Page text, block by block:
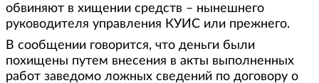
обвиняют в хищении средств – нынешнего
руководителя управления КУИС или прежнего.
В сообщении говорится, что деньги были
похищены путем внесения в акты выполненных
работ заведомо ложных сведений по договору о